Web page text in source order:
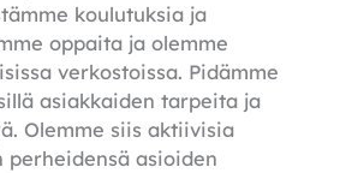
koulutuksia ja
oppaita ja olemme
verkostoissa. Pidämme
asiakkaiden tarpeita ja
Olemme siis aktiivisia
perheidensä asioiden